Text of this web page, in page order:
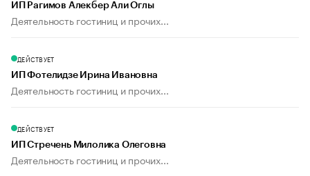
ИП Рагимов Алекбер Али Оглы
Деятельность гостиниц и прочих...
ДЕЙСТВУЕТ
ИП Фотелидзе Ирина Ивановна
Деятельность гостиниц и прочих...
ДЕЙСТВУЕТ
ИП Стречень Милолика Олеговна
Деятельность гостиниц и прочих...